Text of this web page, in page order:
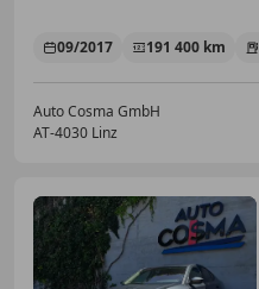
09/2017 191 400 km
Auto Cosma GmbH
AT-4030 Linz